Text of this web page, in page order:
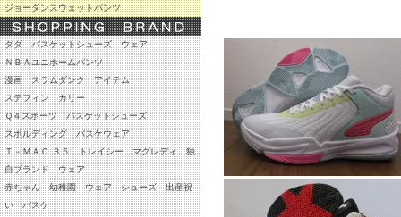
ジョーダンスウェットパンツ
ダダ バスケットシューズ ウェア
ＮＢＡユニホームパンツ
漫画 スラムダンク アイテム
ステフィン カリー
Ｑ４スポーツ バスケットシューズ
スポルディング バスケウェア
Ｔ－ＭＡＣ ３５ トレイシー マグレディ 独
自ブランド ウェア
赤ちゃん 幼稚園 ウェア シューズ 出産祝
い バスケ